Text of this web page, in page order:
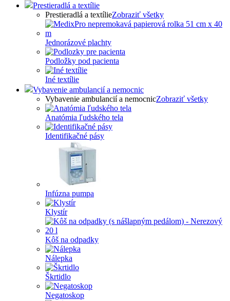
Prestieradlá a textílie
Prestieradlá a textílieZobraziť všetky
Jednorázové plachty
Podložky pod pacienta
Iné textílie
Vybavenie ambulancií a nemocnic
Vybavenie ambulancií a nemocnicZobraziť všetky
Anatómia ľudského tela
Identifikačné pásy
Infúzna pumpa
Klystír
Kôš na odpadky
Nálepka
Škrtidlo
Negatoskop